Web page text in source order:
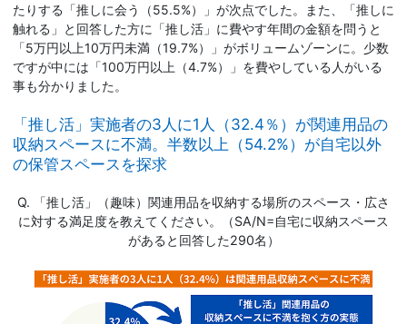
たりする「推しに会う（55.5%）」が次点でした。また、「推しに
触れる」と回答した方に「推し活」に費やす年間の金額を問うと
「5万円以上10万円未満（19.7%）」がボリュームゾーンに。少数
ですが中には「100万円以上（4.7%）」を費やしている人がいる
事も分かりました。
「推し活」実施者の3人に1人（32.4％）が関連用品の
収納スペースに不満。半数以上（54.2%）が自宅以外
の保管スペースを探求
Q. 「推し活」（趣味）関連用品を収納する場所のスペース・広さ
に対する満足度を教えてください。（SA/N=自宅に収納スペース
があると回答した290名）